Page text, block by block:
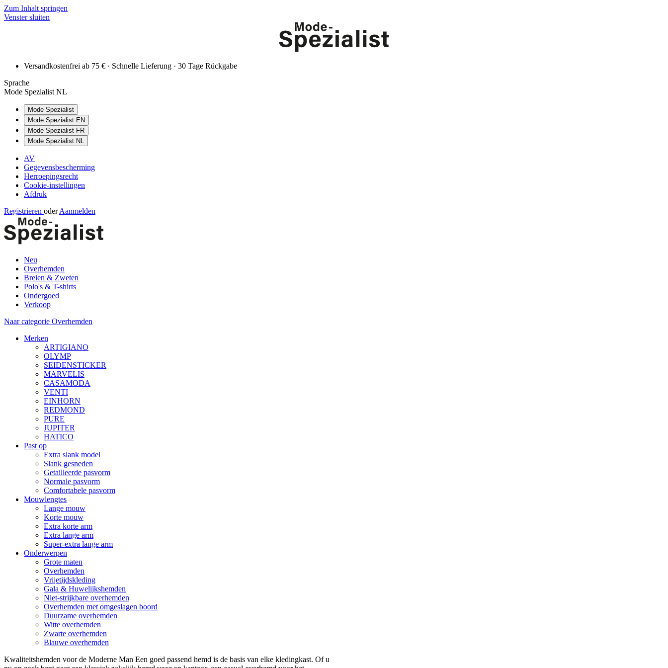
Zum Inhalt springen
Venster sluiten
Versandkostenfrei ab 75 € · Schnelle Lieferung · 30 Tage Rückgabe
Sprache
Mode Spezialist NL
Mode Spezialist
Mode Spezialist EN
Mode Spezialist FR
Mode Spezialist NL
AV
Gegevensbescherming
Herroepingsrecht
Cookie-instellingen
Afdruk
Registrieren oder Aanmelden
Neu
Overhemden
Breien & Zweten
Polo's & T-shirts
Ondergoed
Verkoop
Naar categorie Overhemden
Merken
ARTIGIANO
OLYMP
SEIDENSTICKER
MARVELIS
CASAMODA
VENTI
EINHORN
REDMOND
PURE
JUPITER
HATICO
Past op
Extra slank model
Slank gesneden
Getailleerde pasvorm
Normale pasvorm
Comfortabele pasvorm
Mouwlengtes
Lange mouw
Korte mouw
Extra korte arm
Extra lange arm
Super-extra lange arm
Onderwerpen
Grote maten
Overhemden
Vrijetijdskleding
Gala & Huwelijkshemden
Niet-strijkbare overhemden
Overhemden met omgeslagen boord
Duurzame overhemden
Witte overhemden
Zwarte overhemden
Blauwe overhemden
Kwaliteitshemden voor de Moderne Man Een goed passend hemd is de basis van elke kledingkast. Of u